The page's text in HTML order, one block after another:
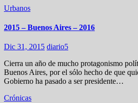
Urbanos
2015 – Buenos Aires – 2016
Dic 31, 2015 diario5
Cierra un año de mucho protagonismo
Buenos Aires, por el sólo hecho de que
Gobierno ha pasado a ser presidente…
Crónicas